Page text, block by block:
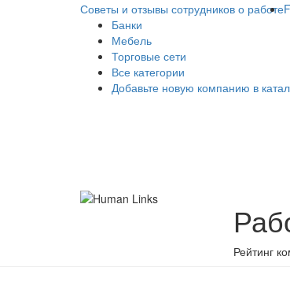
Советы и отзывы сотрудников о работе
Банки
Мебель
Торговые сети
Все категории
Добавьте новую компанию в
Рейтинг